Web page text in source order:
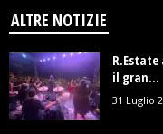
ALTRE NOTIZIE
R.Estate
il gran...
31 Luglio